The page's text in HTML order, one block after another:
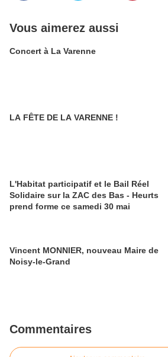
Vous aimerez aussi
Concert à La Varenne
LA FÊTE DE LA VARENNE !
L'Habitat participatif et le Bail Réel
Solidaire sur la ZAC des Bas - Heurts
prend forme ce samedi 30 mai
Vincent MONNIER, nouveau Maire de
Noisy-le-Grand
Commentaires